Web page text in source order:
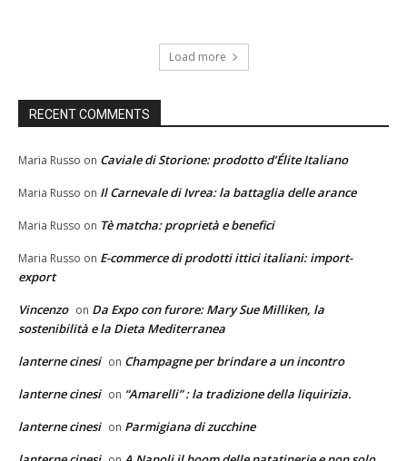
Load more
RECENT COMMENTS
Maria Russo on Caviale di Storione: prodotto d’Élite Italiano
Maria Russo on Il Carnevale di Ivrea: la battaglia delle arance
Maria Russo on Tè matcha: proprietà e benefici
Maria Russo on E-commerce di prodotti ittici italiani: import-
export
Vincenzo on Da Expo con furore: Mary Sue Milliken, la
sostenibilità e la Dieta Mediterranea
lanterne cinesi on Champagne per brindare a un incontro
lanterne cinesi on “Amarelli” : la tradizione della liquirizia.
lanterne cinesi on Parmigiana di zucchine